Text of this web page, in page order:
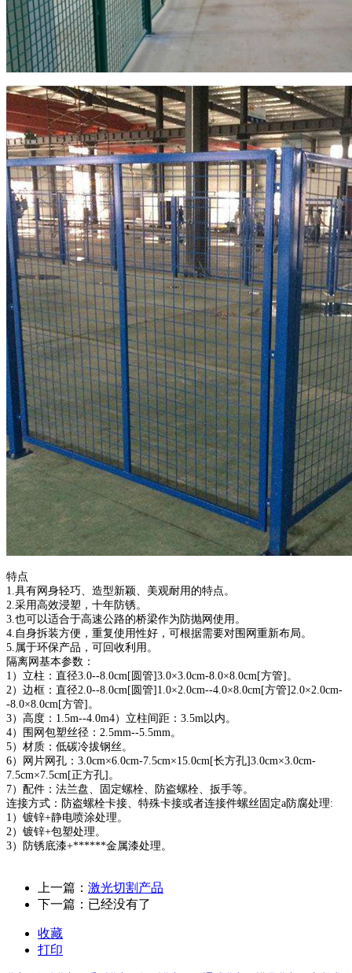
特点
1.具有网身轻巧、造型新颖、美观耐用的特点。
2.采用高效浸塑，十年防锈。
3.也可以适合于高速公路的桥梁作为防抛网使用。
4.自身拆装方便，重复使用性好，可根据需要对围网重新布局。
5.属于环保产品，可回收利用。
隔离网基本参数：
1）立柱：直径3.0--8.0cm[圆管]3.0×3.0cm-8.0×8.0cm[方管]。
2）边框：直径2.0--8.0cm[圆管]1.0×2.0cm--4.0×8.0cm[方管]2.0×2.0cm-
-8.0×8.0cm[方管]。
3）高度：1.5m--4.0m4）立柱间距：3.5m以内。
4）围网包塑丝径：2.5mm--5.5mm。
5）材质：低碳冷拔钢丝。
6）网片网孔：3.0cm×6.0cm-7.5cm×15.0cm[长方孔]3.0cm×3.0cm-
7.5cm×7.5cm[正方孔]。
7）配件：法兰盘、固定螺栓、防盗螺栓、扳手等。
连接方式：防盗螺栓卡接、特殊卡接或者连接件螺丝固定a防腐处理:
1）镀锌+静电喷涂处理。
2）镀锌+包塑处理。
3）防锈底漆+******金属漆处理。
上一篇： 激光切割产品
下一篇：已经没有了
收藏
打印